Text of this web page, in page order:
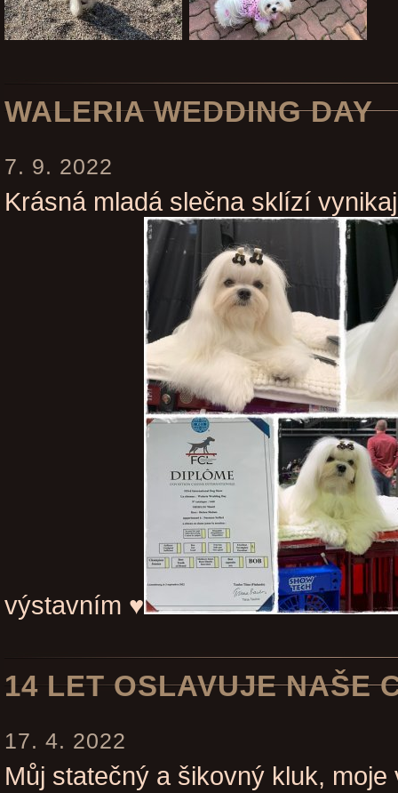
WALERIA WEDDING DAY
7. 9. 2022
Krásná mladá slečna sklízí
výstavním ♥
14 LET OSLAVUJE NAŠE
17. 4. 2022
Můj statečný a šikovný kluk,